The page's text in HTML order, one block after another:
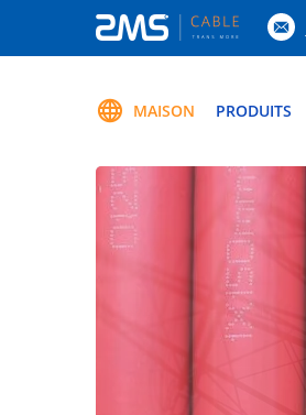
MAISON PRODUITS
DEMANDEZ UNE CITATION